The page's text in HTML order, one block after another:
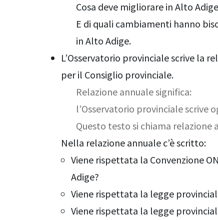
Cosa deve migliorare in Alto
E di quali cambiamenti hanno
in Alto Adige.
L’Osservatorio provinciale scrive la
per il Consiglio provinciale.
Relazione annuale significa:
l’Osservatorio provinciale scrive
Questo testo si chiama relazione
Nella relazione annuale c’è scritto:
Viene rispettata la Convenzione
Adige?
Viene rispettata la legge
Viene rispettata la legge